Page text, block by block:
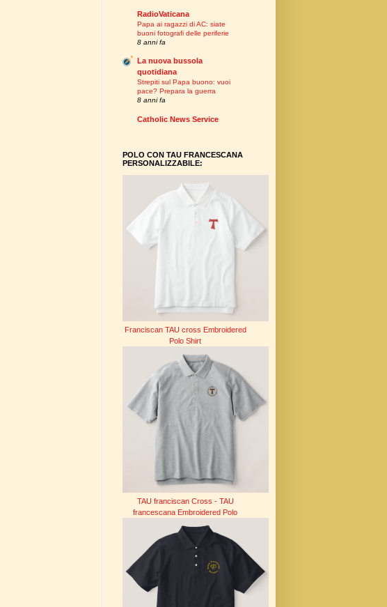
RadioVaticana
Papa ai ragazzi di AC: siate
buoni fotografi delle periferie
8 anni fa
La nuova bussola
quotidiana
Strepiti sul Papa buono: vuoi
pace? Prepara la guerra
8 anni fa
Catholic News Service
POLO CON TAU FRANCESCANA
PERSONALIZZABILE:
Franciscan TAU cross Embroidered
Polo Shirt
TAU franciscan Cross - TAU
francescana Embroidered Polo